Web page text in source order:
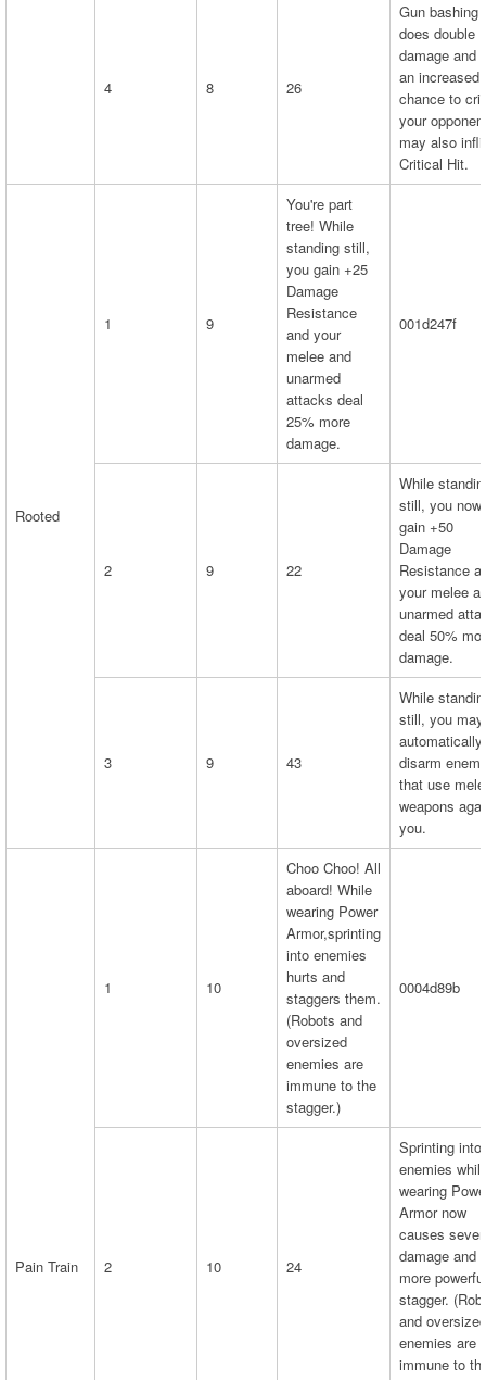
4 8 26
Gun bashing
does double
damage and
an increased
chance to
your
may also
Critical Hit.
Rooted
1 9
You're part
tree! While
standing still,
you gain +25
Damage
Resistance
and your
melee and
unarmed
attacks deal
25% more
damage.
001d247f
2 9 22
While
still, you now
gain +50
Damage
Resistance
your melee
unarmed
deal 50%
damage.
3 9 43
While
still, you may
automatically
disarm
that use
weapons
you.
Pain Train
1 10
Choo Choo! All
aboard! While
wearing Power
Armor,sprinting
into enemies
hurts and
staggers them.
(Robots and
oversized
enemies are
immune to the
stagger.)
0004d89b
2 10 24
Sprinting into
enemies
wearing
Armor now
causes
damage and
more powerful
stagger.
and oversized
enemies are
immune to